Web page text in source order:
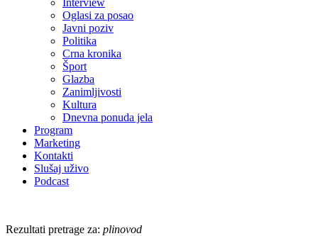
Interview
Oglasi za posao
Javni poziv
Politika
Crna kronika
Šport
Glazba
Zanimljivosti
Kultura
Dnevna ponuda jela
Program
Marketing
Kontakti
Slušaj uživo
Podcast
Rezultati pretrage za: plinovod